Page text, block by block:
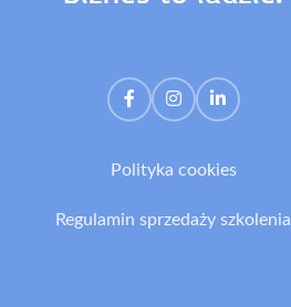
Polityka cookies
Regulamin sprzedaży szkolenia